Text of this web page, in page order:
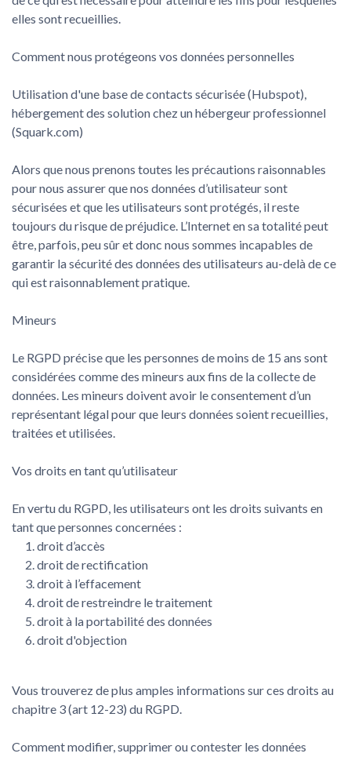
elles sont recueillies.
Comment nous protégeons vos données personnelles
Utilisation d'une base de contacts sécurisée (Hubspot),
hébergement des solution chez un hébergeur professionnel
(Squark.com)
Alors que nous prenons toutes les précautions raisonnables
pour nous assurer que nos données d’utilisateur sont
sécurisées et que les utilisateurs sont protégés, il reste
toujours du risque de préjudice. L’Internet en sa totalité peut
être, parfois, peu sûr et donc nous sommes incapables de
garantir la sécurité des données des utilisateurs au-delà de ce
qui est raisonnablement pratique.
Mineurs
Le RGPD précise que les personnes de moins de 15 ans sont
considérées comme des mineurs aux fins de la collecte de
données. Les mineurs doivent avoir le consentement d’un
représentant légal pour que leurs données soient recueillies,
traitées et utilisées.
Vos droits en tant qu’utilisateur
En vertu du RGPD, les utilisateurs ont les droits suivants en
tant que personnes concernées :
droit d’accès
droit de rectification
droit à l’effacement
droit de restreindre le traitement
droit à la portabilité des données
droit d'objection
Vous trouverez de plus amples informations sur ces droits au
chapitre 3 (art 12-23) du RGPD.
Comment modifier, supprimer ou contester les données